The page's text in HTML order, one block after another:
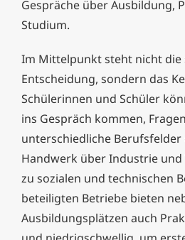
Gespräche über Ausbildung,
Studium.
Im Mittelpunkt steht nicht die
Entscheidung, sondern das
Schülerinnen und Schüler
ins Gespräch kommen,
unterschiedliche Berufsfelder
Handwerk über Industrie
zu sozialen und technischen
beteiligten Betriebe bieten
Ausbildungsplätzen auch